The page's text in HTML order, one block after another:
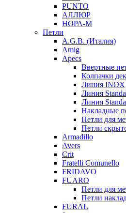
PUNTO
АЛЛЮР
НОРА-М
Петли
A.G.B. (Италия)
Amig
Apecs
Ввертные
Колпачки
Линия INOX
Линия
Линия
Накладные
Петли для
Петли
Armadillo
Avers
Crit
Fratelli Comunello
FRIDAVO
FUARO
Петли для
Петли
FURAL